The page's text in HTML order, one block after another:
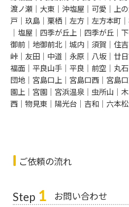
渡ノ瀬｜大東｜沖塩屋｜可愛｜上
戸｜玖島｜栗栖｜左方｜左方本町
｜塩屋｜四季が丘上｜四季が丘｜
御前｜地御前北｜城内｜須賀｜住
峠｜友田｜中道｜永原｜八坂｜廿
福面｜平良山手｜平良｜前空｜丸
団地｜宮島口上｜宮島口西｜宮島
園上｜宮園｜宮浜温泉｜虫所山｜
西｜物見東｜陽光台｜吉和｜六本松
ご依頼の流れ
Step 1 お問い合わせ